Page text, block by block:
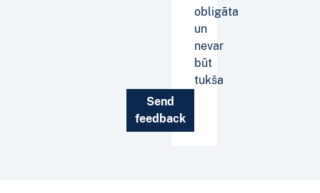
obligāta
un
nevar
būt
tukša
Send
feedback